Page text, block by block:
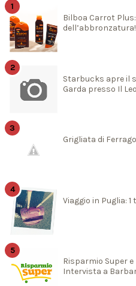
Bilboa Carrot
dell’abbronzatura!
Starbucks apre il
Garda presso Il
Grigliata di
Viaggio in Puglia:
Risparmio Super
Intervista a